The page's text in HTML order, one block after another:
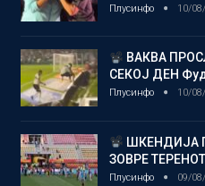
Плусинфо 10/
ВАКВА
СЕКОЈ ДЕН
Плусинфо 10/
ШКЕНДИЈА
ЗОВРЕ
Плусинфо 09/